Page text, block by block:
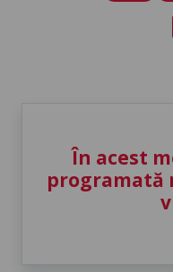
În acest
programată